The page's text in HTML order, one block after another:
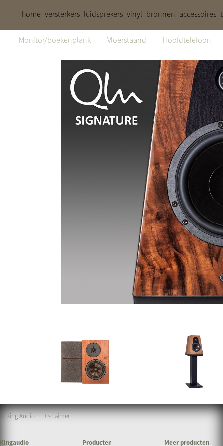
home versterkers luidsprekers vinyl bronnen accessoires
Monitor/boekenplank Vloerstaand Hoofdtelefoon
© King AudioDisclaimer
Kingaudio Producten Meer producten